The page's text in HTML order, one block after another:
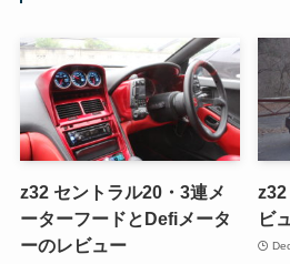
z32 セントラル20・3連メ
ーターフードとDefiメータ
ーのレビュー
ビ